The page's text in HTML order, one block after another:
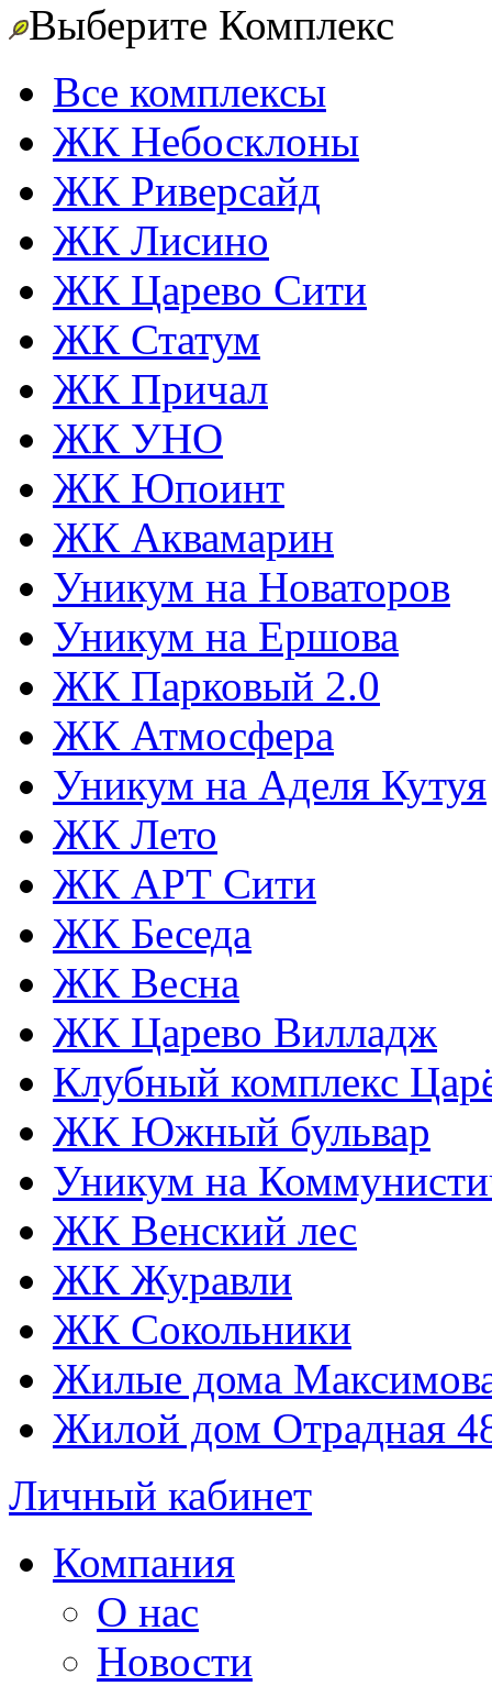
Выберите Комплекс
Все комплексы
ЖК Небосклоны
ЖК Риверсайд
ЖК Лисино
ЖК Царево Сити
ЖК Статум
ЖК Причал
ЖК УНО
ЖК Юпоинт
ЖК Аквамарин
Уникум на Новаторов
Уникум на Ершова
ЖК Парковый 2.0
ЖК Атмосфера
Уникум на Аделя Кутуя
ЖК Лето
ЖК АРТ Сити
ЖК Беседа
ЖК Весна
ЖК Царево Вилладж
Клубный комплекс
ЖК Южный бульвар
Уникум на
ЖК Венский лес
ЖК Журавли
ЖК Сокольники
Жилые дома
Жилой дом Отрадная
Личный кабинет
Компания
О нас
Новости